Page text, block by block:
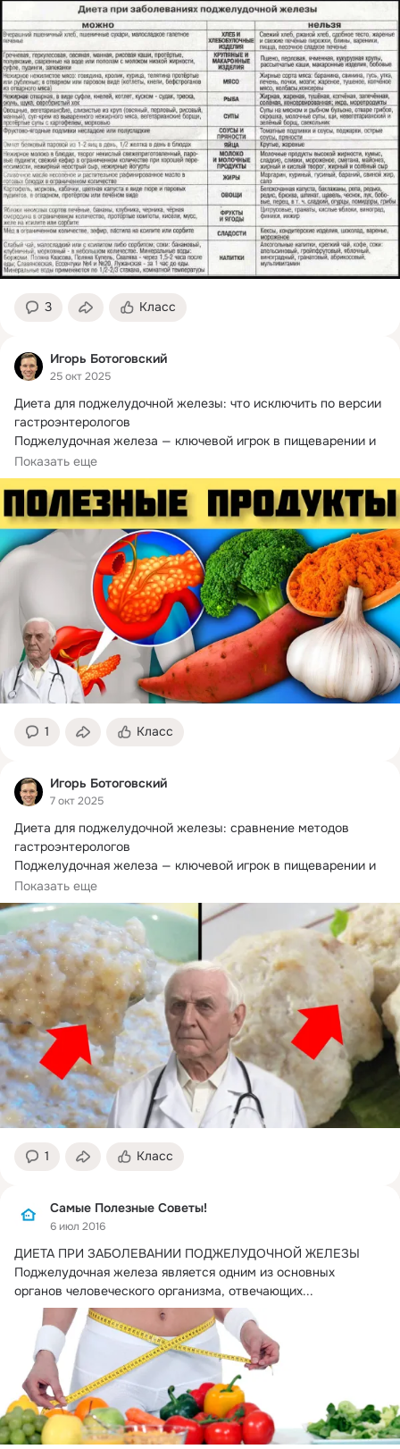
3 Класс
Игорь Ботоговский
25 окт 2025
Диета для поджелудочной железы: что исключить по версии
гастроэнтерологов
Поджелудочная железа — ключевой игрок в пищеварении и
обмене...
Показать еще
1 Класс
Игорь Ботоговский
7 окт 2025
Диета для поджелудочной железы: сравнение методов
гастроэнтерологов
Поджелудочная железа — ключевой игрок в пищеварении и
обмене веществ,...
Показать еще
1 Класс
Самые Полезные Советы!
6 июл 2016
ДИЕТА ПРИ ЗАБОЛЕВАНИИ ПОДЖЕЛУДОЧНОЙ ЖЕЛЕЗЫ
Поджелудочная железа является одним из основных
органов человеческого организма, отвечающих...